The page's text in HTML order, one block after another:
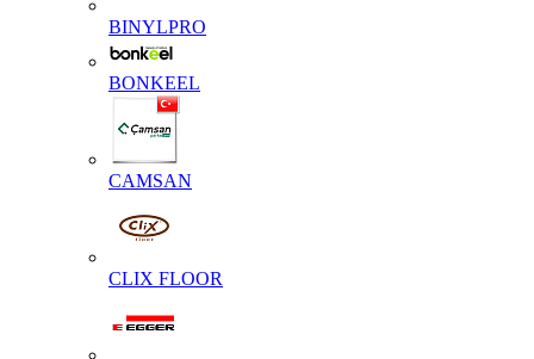
BINYLPRO
BONKEEL
CAMSAN
CLIX FLOOR